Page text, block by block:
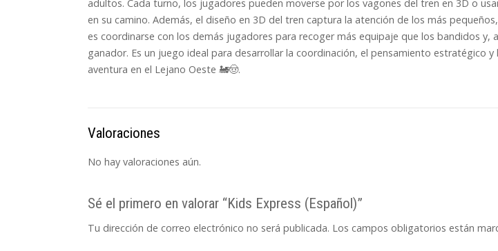
adultos. Cada turno, los jugadores pueden moverse por los vagones del tren en 3D o
en su camino. Además, el diseño en 3D del tren captura la atención de los más
es coordinarse con los demás jugadores para recoger más equipaje que los bandidos
ganador. Es un juego ideal para desarrollar la coordinación, el pensamiento estratégico
aventura en el Lejano Oeste 🚂🤠.
Valoraciones
No hay valoraciones aún.
Sé el primero en valorar “Kids Express (Español)”
Tu dirección de correo electrónico no será publicada. Los campos obligatorios están